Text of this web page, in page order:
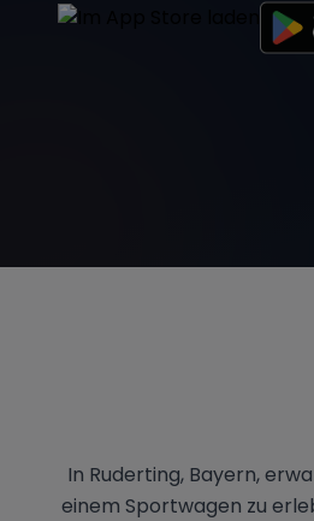
In Ruderting, Bayern,
einem Sportwagen zu